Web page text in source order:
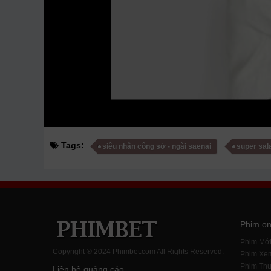
Tags: siêu nhân công sở - ngài saenai super
Copyright ® 2024 Phimbet.com All Rights Reserved.
Phim
Phim Mới
Phim
Phim